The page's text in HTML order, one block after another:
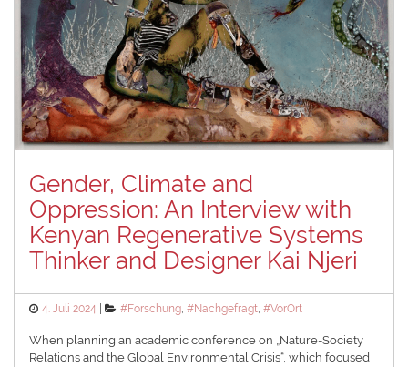
Gender, Climate and
Oppression: An Interview with
Kenyan Regenerative Systems
Thinker and Designer Kai Njeri
Posted
4. Juli 2024 Categories
#Forschung,#Nachgefragt,#VorOrt
When planning an academic conference on „Nature-Society
Relations and the Global Environmental Crisis“, which focused